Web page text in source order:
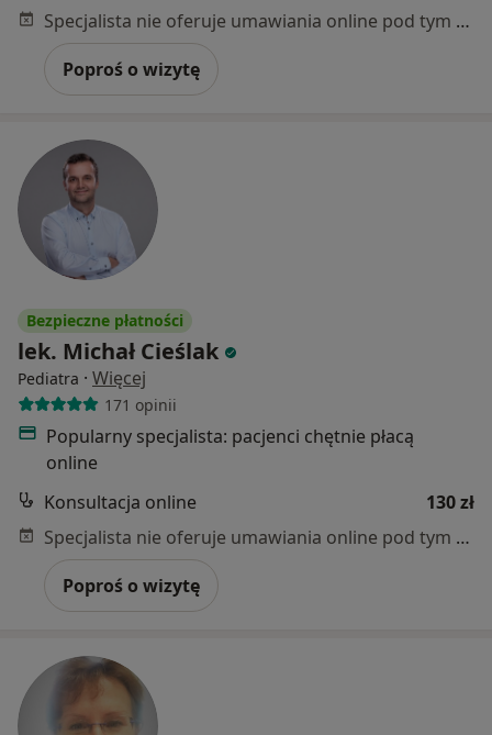
Specjalista nie oferuje umawiania online pod tym adresem.
Poproś o wizytę
Bezpieczne płatności
lek. Michał Cieślak
Pediatra · Więcej
171 opinii
Popularny specjalista: pacjenci chętnie płacą
online
Konsultacja online
130 zł
Specjalista nie oferuje umawiania online pod tym adresem.
Poproś o wizytę